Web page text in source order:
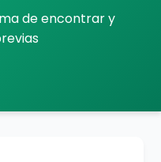
de encontrar y